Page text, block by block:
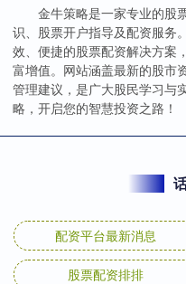
金牛策略是一家专业的股
识、股票开户指导及配资服务
效、便捷的股票配资解决方案
富增值。网站涵盖最新的股市
管理建议，是广大股民学习与
略，开启您的智慧投资之路！
配资平台最新消息
股票配资排排